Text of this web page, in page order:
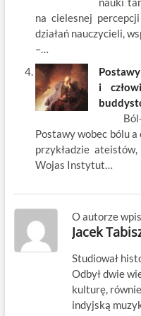
na cielesnej
działań nauczycieli,
–…
i
Ból-
Postawy wobec bólu
przykładzie
Wojas Instytut…
O autorze
Jacek
Studiował
Odbył dwie
kulturę,
indyjską